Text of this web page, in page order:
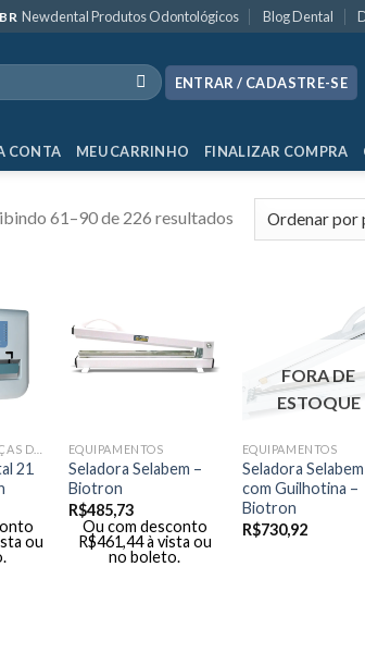
Newdental Produtos Odontológicos Blog Dental
ENTRAR / CADASTRE-SE
CONTA MEU CARRINHO FINALIZAR COMPRA
61–90 de 226 resultados
21
ou
EQUIPAMENTOS
Seladora Selabem –
Biotron
R$485,73
Ou com desconto
R$461,44 à vista ou
no boleto.
FORA DE
ESTOQUE
EQUIPAMENTOS
Seladora Selabem
com Guilhotina –
Biotron
R$730,92